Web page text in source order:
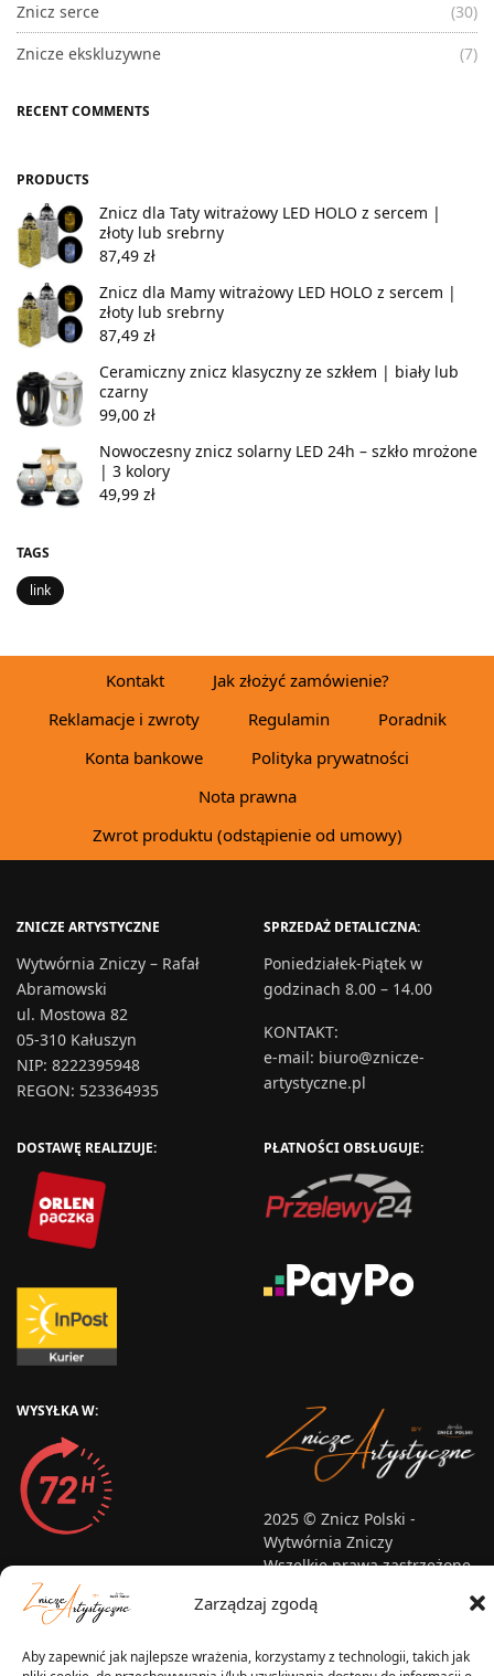
Zarządzaj zgodą
Aby zapewnić jak najlepsze wrażenia, korzystamy z technologii, takich jak
Znicz serce
(30)
Znicze ekskluzywne
(7)
RECENT COMMENTS
PRODUCTS
Znicz dla Taty witrażowy LED HOLO z sercem |
złoty lub srebrny
87,49 zł
Znicz dla Mamy witrażowy LED HOLO z sercem |
złoty lub srebrny
87,49 zł
Ceramiczny znicz klasyczny ze szkłem | biały lub
czarny
99,00 zł
Nowoczesny znicz solarny LED 24h – szkło mrożone
| 3 kolory
49,99 zł
TAGS
link
Kontakt
Jak złożyć zamówienie?
Reklamacje i zwroty
Regulamin
Poradnik
Konta bankowe
Polityka prywatności
Nota prawna
Zwrot produktu (odstąpienie od umowy)
ZNICZE ARTYSTYCZNE
Wytwórnia Zniczy – Rafał
Abramowski
ul. Mostowa 82
05-310 Kałuszyn
NIP: 8222395948
REGON: 523364935
SPRZEDAŻ DETALICZNA:
Poniedziałek-Piątek w
godzinach 8.00 – 14.00
KONTAKT:
e-mail: biuro@znicze-
artystyczne.pl
DOSTAWĘ REALIZUJE: PŁATNOŚCI OBSŁUGUJE:
WYSYŁKA W:
2025 © Znicz Polski -
Wytwórnia Zniczy
Wszelkie prawa zastrzeżone